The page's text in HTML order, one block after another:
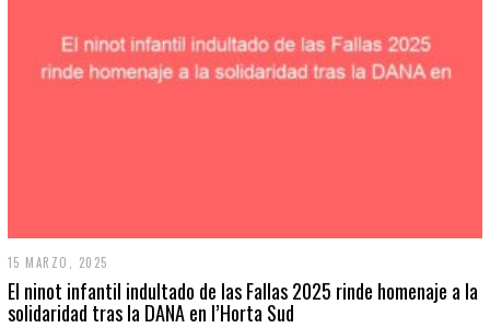
15 MARZO, 2025
6
M
A
El ninot infantil indultado de las Fallas 2025 rinde homenaje a la
solidaridad tras la DANA en l’Horta Sud